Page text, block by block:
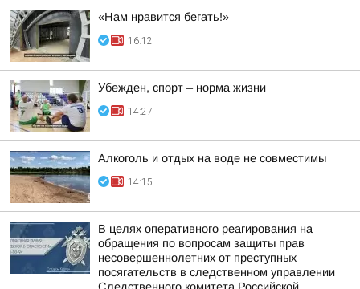
«Нам нравится бегать!»
16:12
Убежден, спорт – норма жизни
14:27
Алкоголь и отдых на воде не совместимы
14:15
В целях оперативного реагирования на
обращения по вопросам защиты прав
несовершеннолетних от преступных
посягательств в следственном управлении